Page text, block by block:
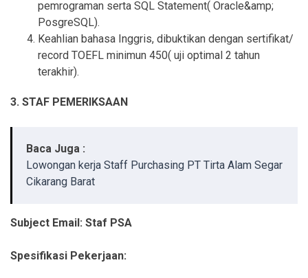
pemrograman serta SQL Statement( Oracle&amp;
PosgreSQL).
Keahlian bahasa Inggris, dibuktikan dengan sertifikat/
record TOEFL minimun 450( uji optimal 2 tahun
terakhir).
3. STAF PEMERIKSAAN
Baca Juga :
Lowongan kerja Staff Purchasing PT Tirta Alam Segar
Cikarang Barat
Subject Email: Staf PSA
Spesifikasi Pekerjaan: